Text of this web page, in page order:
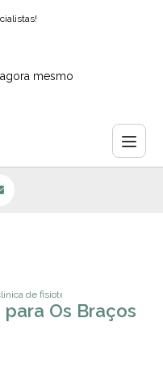
mesmo
de fisioterapia para os bracos
Os Braços